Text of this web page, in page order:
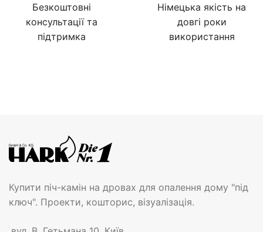
Безкоштовні
консультації та
підтримка
Німецька якість на
довгі роки
використання
Купити піч-камін на дровах для опалення дому "під
ключ". Проекти, кошторис, візуалізація.